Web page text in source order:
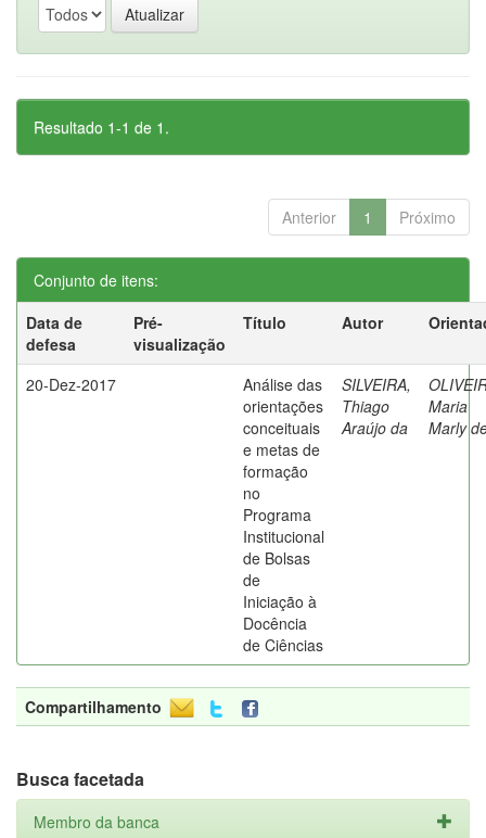
Resultado 1-1 de 1.
Anterior 1 Próximo
Conjunto de itens:
Data de
defesa
Pré-
visualização
Título Autor
20-Dez-2017
Análise das
orientações
conceituais
e metas de
formação
no
Programa
Institucional
de Bolsas
de
Iniciação à
Docência
de Ciências
SILVEIRA,
Thiago
Araújo da
Maria
Marly
Compartilhamento
Busca facetada
Membro da banca